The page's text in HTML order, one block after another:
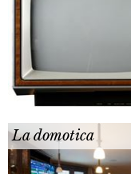
La domotica